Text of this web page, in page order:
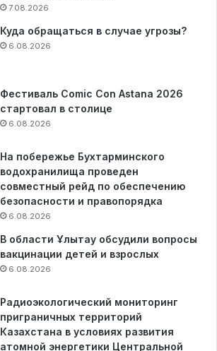
7.08.2026
Куда обращаться в случае угрозы?
6.08.2026
Фестиваль Comic Con Astana 2026
стартовал в столице
6.08.2026
На побережье Бухтарминского
водохранилища проведен
совместный рейд по обеспечению
безопасности и правопорядка
6.08.2026
В области Ұлытау обсудили вопросы
вакцинации детей и взрослых
6.08.2026
Радиоэкологический мониторинг
приграничных территорий
Казахстана в условиях развития
атомной энергетики Центральной